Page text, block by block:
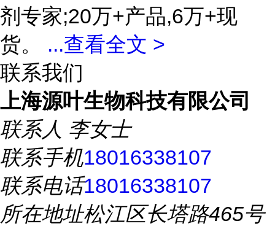
剂专家;20万+产品,6万+现
货。 ...查看全文 >
联系我们
上海源叶生物科技有限公司
联系人 李女士
联系手机18016338107
联系电话18016338107
所在地址松江区长塔路465号